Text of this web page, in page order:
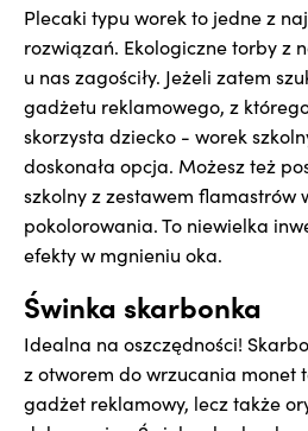
Plecaki typu worek to jedne z
rozwiązań. Ekologiczne torby z
u nas zagościły. Jeżeli zatem
gadżetu reklamowego, z
skorzysta dziecko - worek
doskonała opcja. Możesz też
szkolny z zestawem flamastrów
pokolorowania. To niewielka
efekty w mgnieniu oka.
Świnka skarbonka
Idealna na oszczędności!
z otworem do wrzucania monet
gadżet reklamowy, lecz także